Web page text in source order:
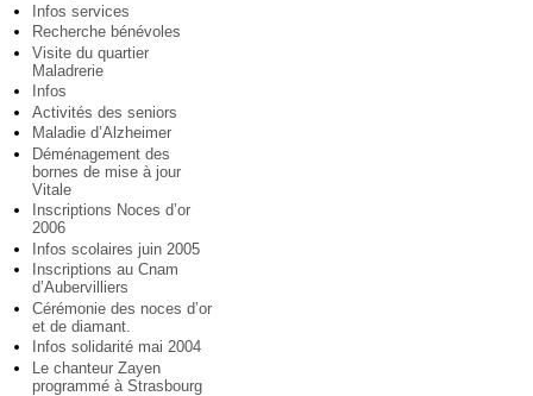
Infos services
Recherche bénévoles
Visite du quartier
Maladrerie
Infos
Activités des seniors
Maladie d’Alzheimer
Déménagement des
bornes de mise à jour
Vitale
Inscriptions Noces d’or
2006
Infos scolaires juin 2005
Inscriptions au Cnam
d’Aubervilliers
Cérémonie des noces d’or
et de diamant.
Infos solidarité mai 2004
Le chanteur Zayen
programmé à Strasbourg